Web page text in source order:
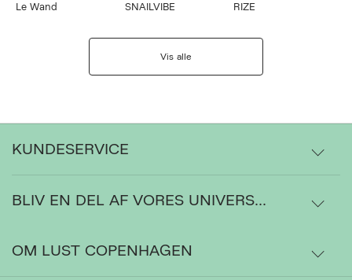
Le Wand
SNAILVIBE RIZE
Vis alle
KUNDESERVICE
Levering
Ordrestatus
BLIV EN DEL AF VORES UNIVERS...
OM LUST COPENHAGEN